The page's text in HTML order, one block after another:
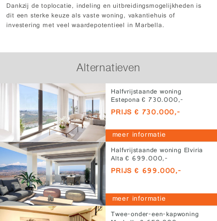
Dankzij de toplocatie, indeling en uitbreidingsmogelijkheden is
dit een sterke keuze als vaste woning, vakantiehuis of
investering met veel waardepotentieel in Marbella.
Alternatieven
Halfvrijstaande woning
Estepona € 730.000,-
PRIJS € 730.000,-
meer informatie
Halfvrijstaande woning Elviria
Alta € 699.000,-
PRIJS € 699.000,-
meer informatie
Twee-onder-een-kapwoning